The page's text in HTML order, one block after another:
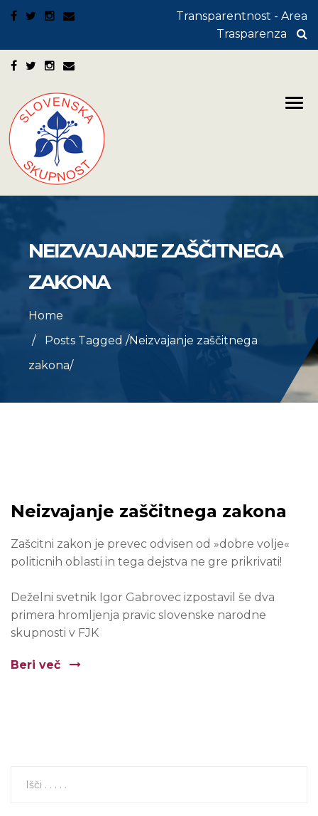
Transparentnost - Area
Trasparenza
NEIZVAJANJE ZAŠČITNEGA
ZAKONA
Home
Posts Tagged /Neizvajanje zaščitnega
zakona/
Neizvajanje zaščitnega zakona
Zašcitni zakon je prevec odvisen od »dobre volje«
politicnih oblasti in tega dejstva ne gre prikrivati!
Deželni svetnik Igor Gabrovec izpostavil še dva
primera hromljenja pravic slovenske narodne
skupnosti v FJK
Beri več